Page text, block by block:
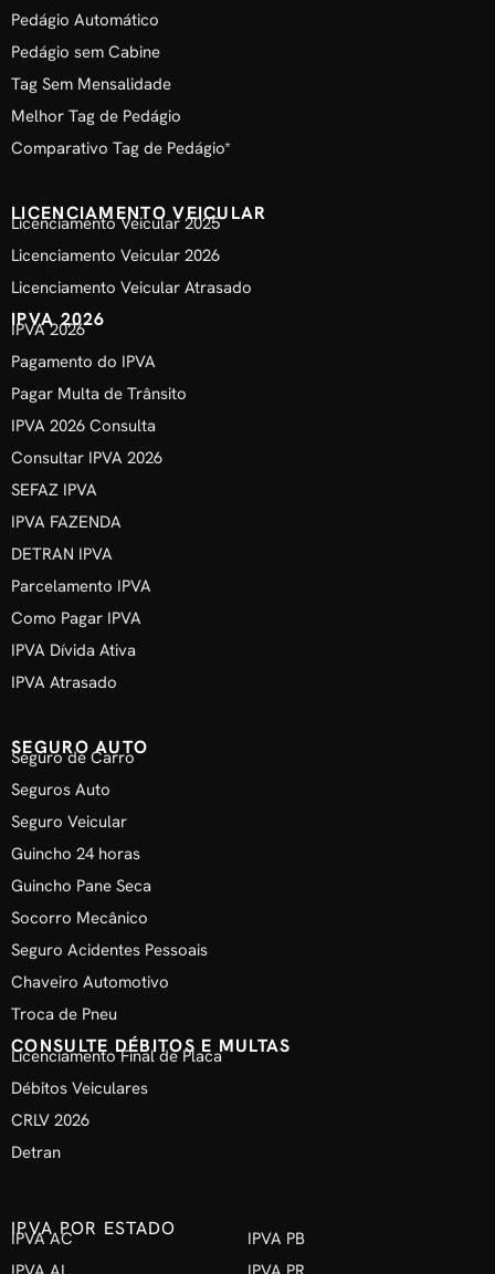
Pedágio Automático
Pedágio sem Cabine
Tag Sem Mensalidade
Melhor Tag de Pedágio
Comparativo Tag de Pedágio*
LICENCIAMENTO VEICULAR
Licenciamento Veicular 2025
Licenciamento Veicular 2026
Licenciamento Veicular Atrasado
IPVA 2026
IPVA 2026
Pagamento do IPVA
Pagar Multa de Trânsito
IPVA 2026 Consulta
Consultar IPVA 2026
SEFAZ IPVA
IPVA FAZENDA
DETRAN IPVA
Parcelamento IPVA
Como Pagar IPVA
IPVA Dívida Ativa
IPVA Atrasado
SEGURO AUTO
Seguro de Carro
Seguros Auto
Seguro Veicular
Guincho 24 horas
Guincho Pane Seca
Socorro Mecânico
Seguro Acidentes Pessoais
Chaveiro Automotivo
Troca de Pneu
CONSULTE DÉBITOS E MULTAS
Licenciamento Final de Placa
Débitos Veiculares
CRLV 2026
Detran
IPVA POR ESTADO
IPVA AC
IPVA PB